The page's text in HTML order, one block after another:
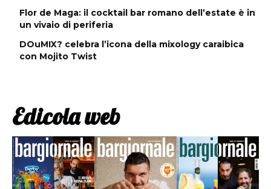
Flor de Maga: il cocktail bar romano dell’estate è in
un vivaio di periferia
DOuMIX? celebra l’icona della mixology caraibica
con Mojito Twist
Edicola web